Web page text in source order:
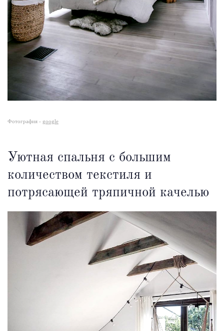
Фотография - google
Уютная спальня с большим
количеством текстиля и
потрясающей тряпичной качелью